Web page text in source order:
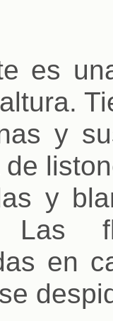
es
y
y
Las
en